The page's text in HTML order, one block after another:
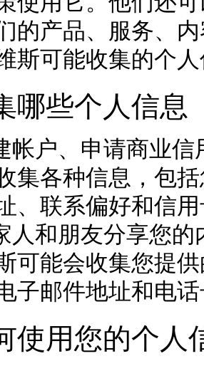
的产品、服务、
斯可能收集的个
哪些个人信息
帐户、申请商业
集各种信息，包
、联系偏好和信
人和朋友分享您
可能会收集您提
子邮件地址和电
使用您的个人